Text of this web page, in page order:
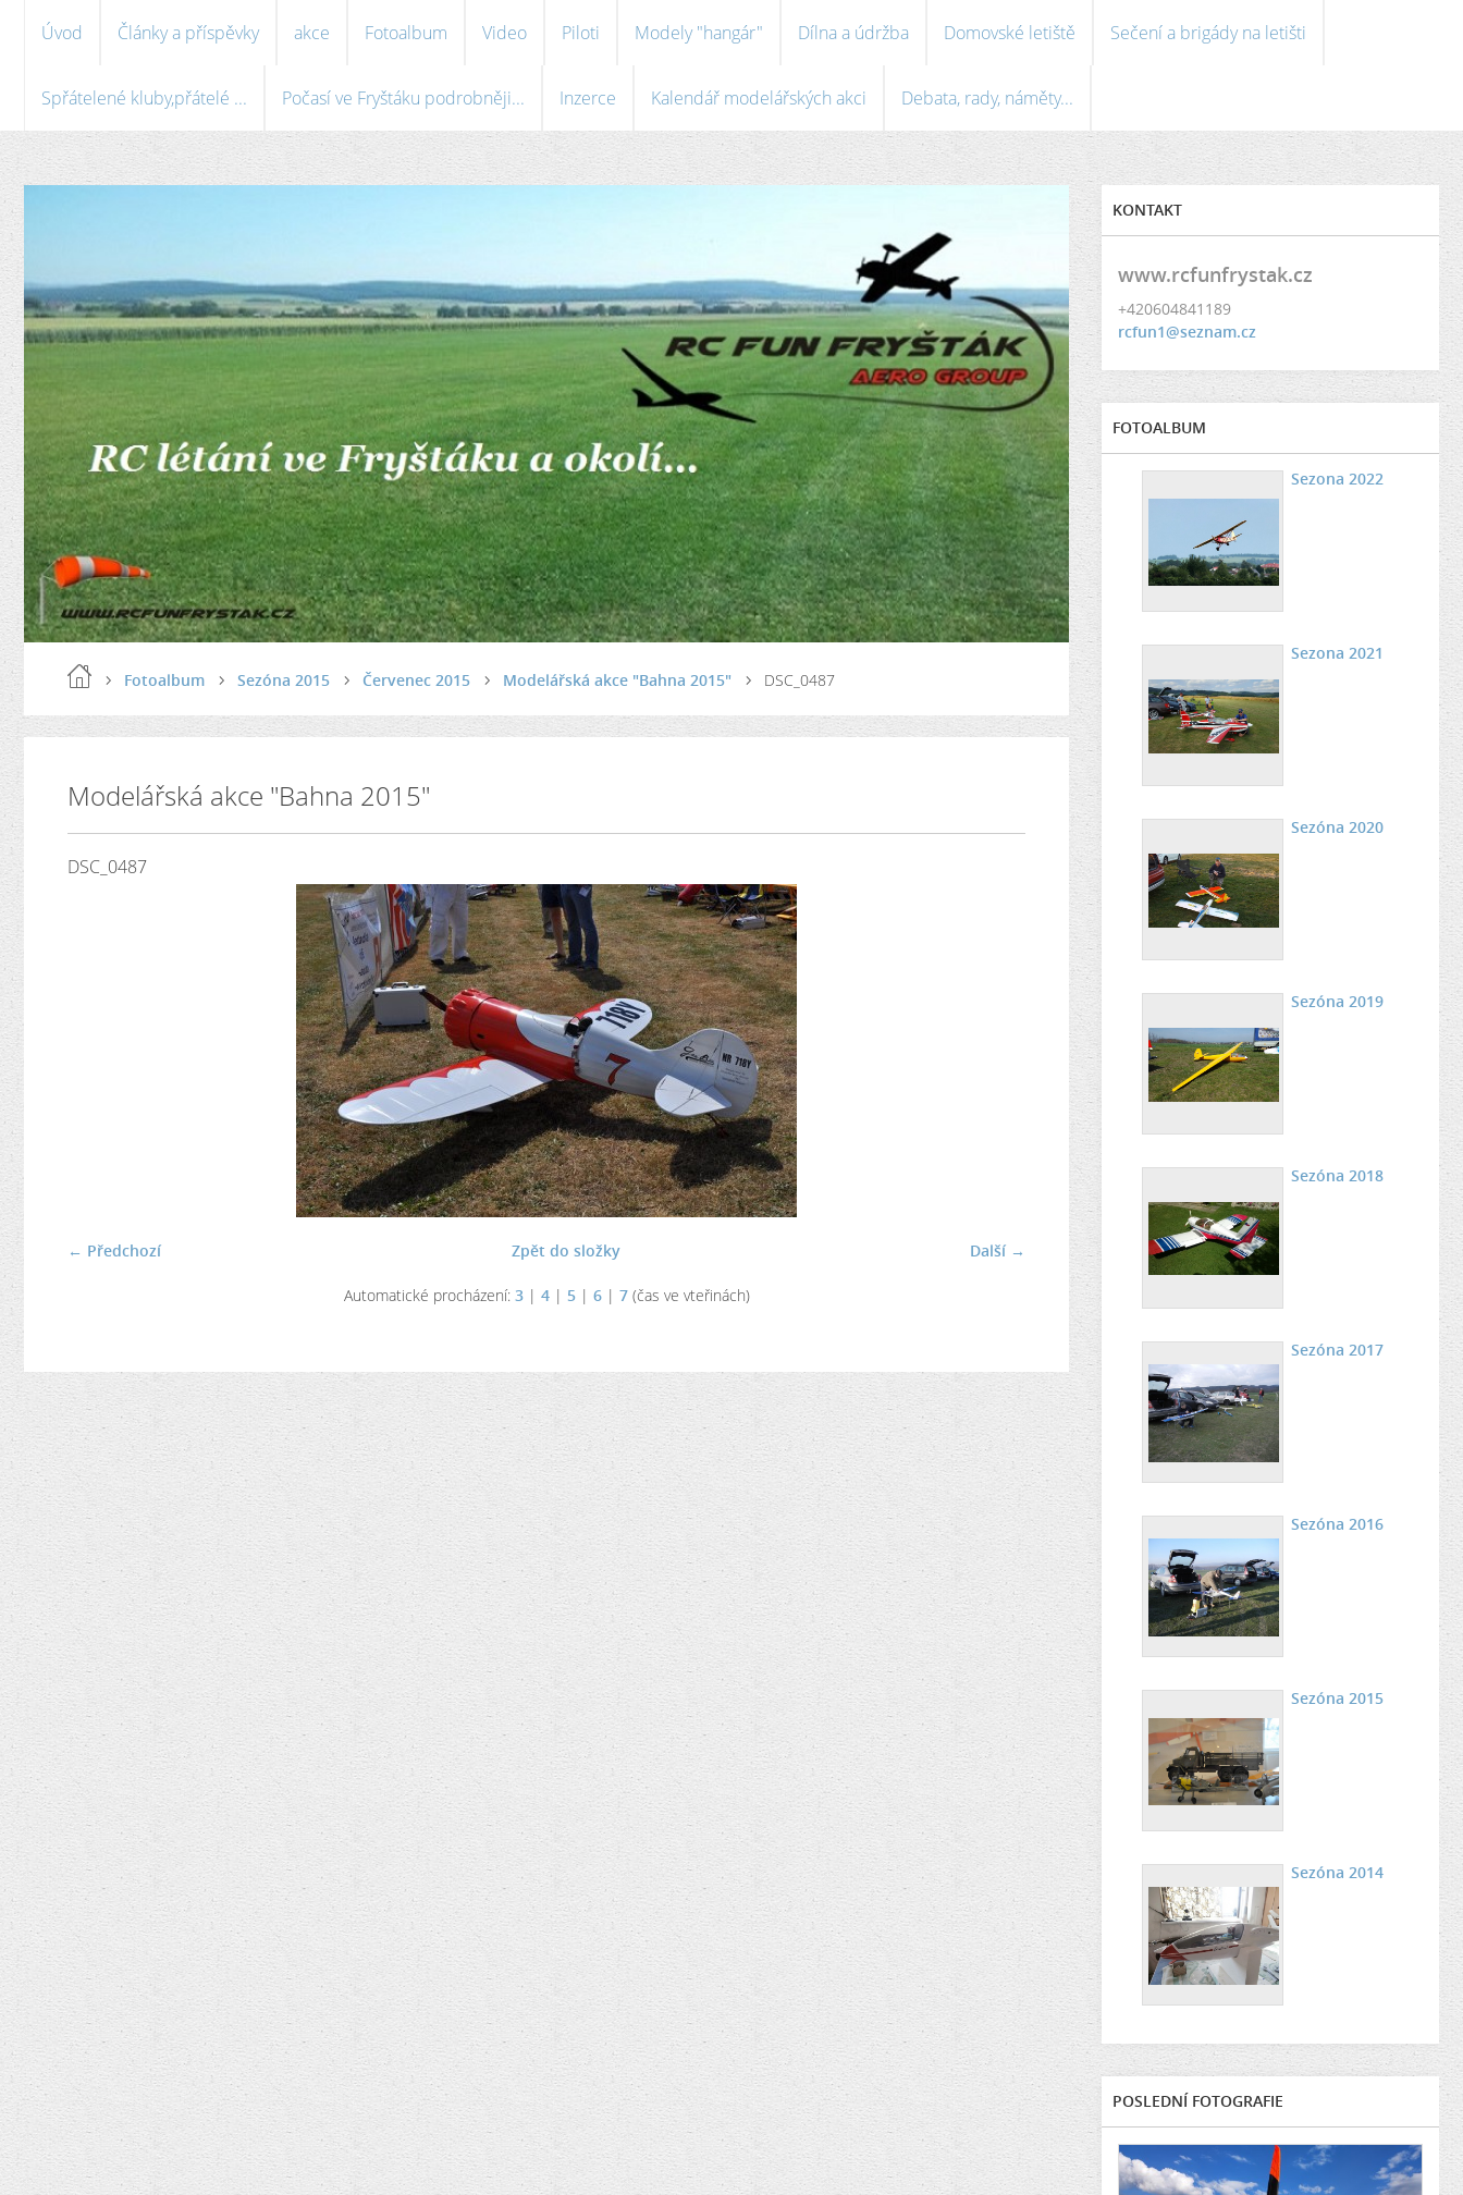
Úvod Články a příspěvky akce Fotoalbum Video Piloti Modely "hangár" Dílna a údržba Domovské letiště Sečení a brigády na letišti
Spřátelené kluby,přátelé ... Počasí ve Fryštáku podrobněji... Inzerce Kalendář modelářských akci Debata, rady, náměty...
Fotoalbum Sezóna 2015 Červenec 2015 Modelářská akce "Bahna 2015" DSC_0487
Modelářská akce "Bahna 2015"
DSC_0487
← Předchozí Další →
Zpět do složky
Automatické procházení: 3| 4| 5| 6| 7(čas ve vteřinách)
KONTAKT
www.rcfunfrystak.cz
+420604841189
rcfun1@seznam.cz
FOTOALBUM
Sezona 2022
Sezona 2021
Sezóna 2020
Sezóna 2019
Sezóna 2018
Sezóna 2017
Sezóna 2016
Sezóna 2015
Sezóna 2014
POSLEDNÍ FOTOGRAFIE